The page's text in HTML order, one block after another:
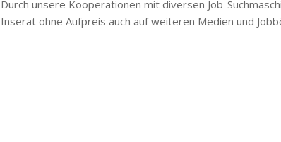
Durch unsere Kooperationen mit diversen Job-
Inserat ohne Aufpreis auch auf weiteren Medien und